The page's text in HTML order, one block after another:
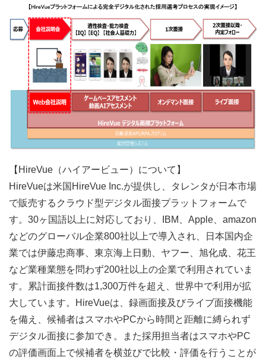
【HireVue（ハイアービュー）について】
HireVueは米国HireVue Inc.が提供し、タレンタが日本市場
で販売するクラウド型デジタル面接プラットフォームで
す。30ヶ国語以上に対応しており、IBM、Apple、amazon
などのグローバル企業800社以上で導入され、日本国内企
業では伊藤忠商事、東京海上日動、ヤフー、旭化成、花王
など業種業態を問わず200社以上の企業で利用されていま
す。累計面接件数は1,300万件を超え、世界中で利用が拡
大しています。HireVueは、録画面接及びライブ面接機能
を備え、候補者はスマホやPCから時間と距離に縛られず
デジタル面接に参加でき。また採用担当者はスマホやPC
の評価画面上で候補者を横並びで比較・評価を行うことが